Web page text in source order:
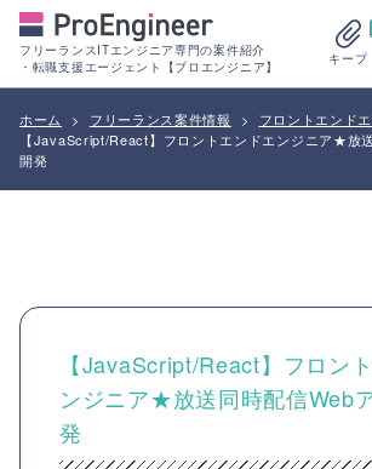
フリーランスITエンジニア専門の案件紹介
・転職支援エージェント【プロエンジニア】
キープ
ホーム > フリーランス案件情報 > フロントエンド
【JavaScript/React】フロントエンドエンジニア★放
開発
【JavaScript/React】フロン
ンジニア★放送同時配信Web
発